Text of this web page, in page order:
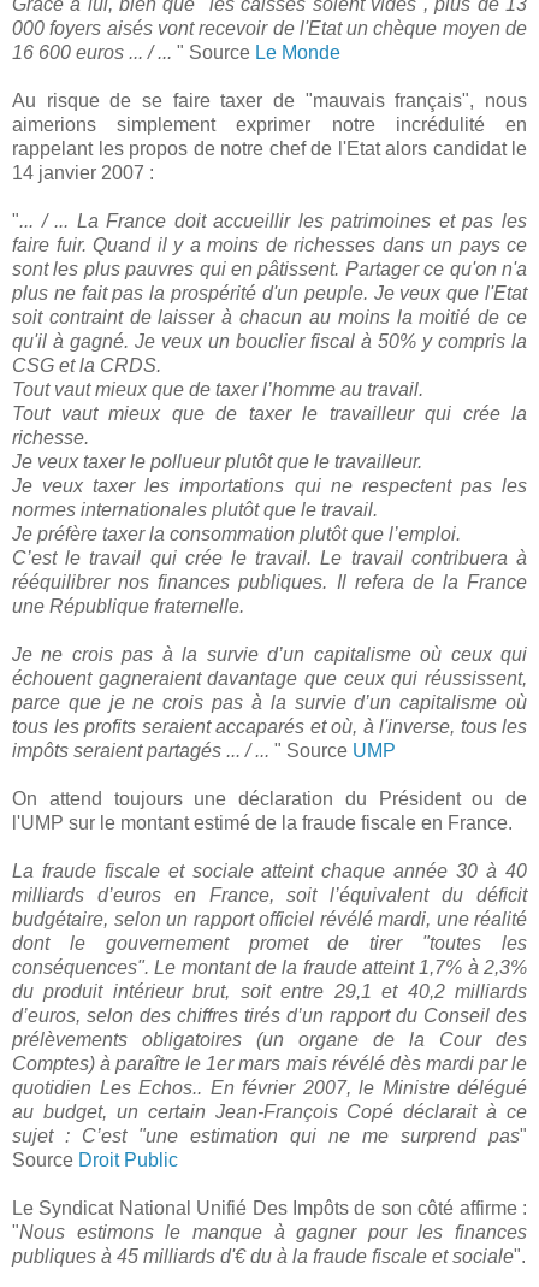
000 foyers aisés vont recevoir de l'Etat un chèque moyen de
16 600 euros ... / ... " Source Le Monde
Au risque de se faire taxer de "mauvais français", nous
aimerions simplement exprimer notre incrédulité en
rappelant les propos de notre chef de l'Etat alors candidat le
14 janvier 2007 :
"... / ... La France doit accueillir les patrimoines et pas les
faire fuir. Quand il y a moins de richesses dans un pays ce
sont les plus pauvres qui en pâtissent. Partager ce qu'on n'a
plus ne fait pas la prospérité d'un peuple. Je veux que l'Etat
soit contraint de laisser à chacun au moins la moitié de ce
qu'il à gagné. Je veux un bouclier fiscal à 50% y compris la
CSG et la CRDS.
Tout vaut mieux que de taxer l’homme au travail.
Tout vaut mieux que de taxer le travailleur qui crée la
richesse.
Je veux taxer le pollueur plutôt que le travailleur.
Je veux taxer les importations qui ne respectent pas les
normes internationales plutôt que le travail.
Je préfère taxer la consommation plutôt que l’emploi.
C’est le travail qui crée le travail. Le travail contribuera à
rééquilibrer nos finances publiques. Il refera de la France
une République fraternelle.
Je ne crois pas à la survie d’un capitalisme où ceux qui
échouent gagneraient davantage que ceux qui réussissent,
parce que je ne crois pas à la survie d’un capitalisme où
tous les profits seraient accaparés et où, à l'inverse, tous les
impôts seraient partagés ... / ... " Source UMP
On attend toujours une déclaration du Président ou de
l'UMP sur le montant estimé de la fraude fiscale en France.
La fraude fiscale et sociale atteint chaque année 30 à 40
milliards d’euros en France, soit l’équivalent du déficit
budgétaire, selon un rapport officiel révélé mardi, une réalité
dont le gouvernement promet de tirer "toutes les
conséquences". Le montant de la fraude atteint 1,7% à 2,3%
du produit intérieur brut, soit entre 29,1 et 40,2 milliards
d’euros, selon des chiffres tirés d’un rapport du Conseil des
prélèvements obligatoires (un organe de la Cour des
Comptes) à paraître le 1er mars mais révélé dès mardi par le
quotidien Les Echos.. En février 2007, le Ministre délégué
au budget, un certain Jean-François Copé déclarait à ce
sujet : C’est "une estimation qui ne me surprend pas"
Source Droit Public
Le Syndicat National Unifié Des Impôts de son côté affirme :
"Nous estimons le manque à gagner pour les finances
publiques à 45 milliards d'€ du à la fraude fiscale et sociale".